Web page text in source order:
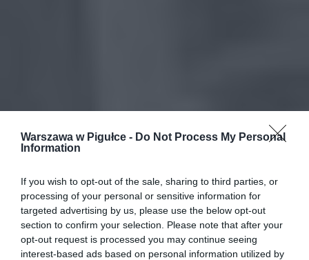
Warszawa w Pigułce - Do Not Process My Personal
Information
If you wish to opt-out of the sale, sharing to third parties, or
processing of your personal or sensitive information for
targeted advertising by us, please use the below opt-out
section to confirm your selection. Please note that after your
opt-out request is processed you may continue seeing
interest-based ads based on personal information utilized by